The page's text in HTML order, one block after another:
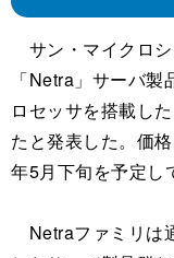
サン・マイクロ
「Netra」サーバ
ロセッサを搭載し
たと発表した。価
年5月下旬を予定し
Netraファミリは